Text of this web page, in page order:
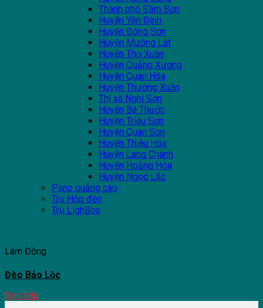
Thành phố Sầm Sơn
Huyện Yên Định
Huyện Đông Sơn
Huyện Mường Lát
Huyện Thọ Xuân
Huyện Quảng Xương
Huyện Quan Hóa
Huyện Thường Xuân
Thị xã Nghi Sơn
Huyện Bá Thước
Huyện Triệu Sơn
Huyện Quan Sơn
Huyện Thiệu Hóa
Huyện Lang Chánh
Huyện Hoằng Hóa
Huyện Ngọc Lặc
Pano quảng cáo
Trụ Hộp đèn
Trụ LighBox
Lâm Đồng
Đèo Bảo Lộc
Đọc tiếp